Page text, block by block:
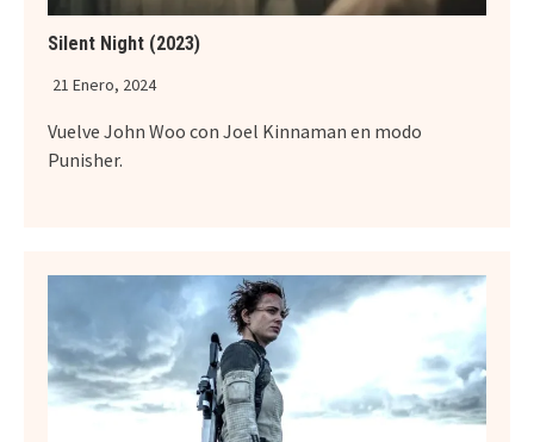
Silent Night (2023)
21 Enero, 2024
Vuelve John Woo con Joel Kinnaman en modo
Punisher.